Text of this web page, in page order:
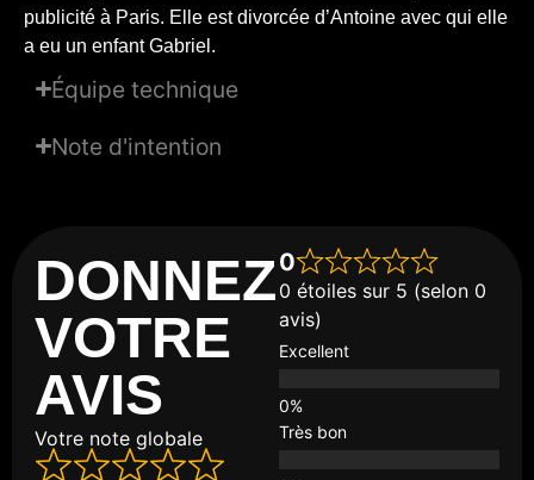
publicité à Paris. Elle est divorcée d’Antoine avec qui elle
a eu un enfant Gabriel.
Équipe technique
Note d'intention
DONNEZ
VOTRE
AVIS
Votre note globale
0
0 étoiles sur 5 (selon 0
avis)
Excellent
Très bon